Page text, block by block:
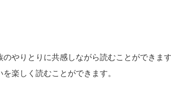
やりとりに共感しながら読むことができます
楽しく読むことができます。